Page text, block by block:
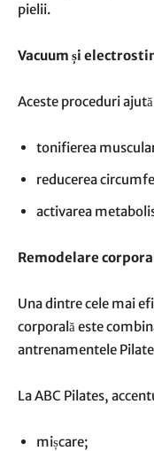
pielii.
Vacuum și
Aceste proceduri
tonifierea
reducerea
activarea
Remodelare
Una dintre cele mai
corporală este
antrenamentele
La ABC Pilates,
mișcare;